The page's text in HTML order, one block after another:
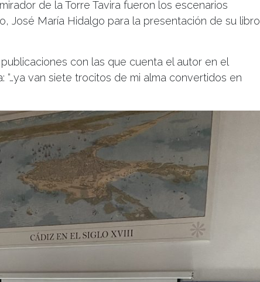
de la Torre Tavira fueron los escenarios
José María Hidalgo para la presentación de su libro
con las que cuenta el autor en el
“…ya van siete trocitos de mi alma convertidos en